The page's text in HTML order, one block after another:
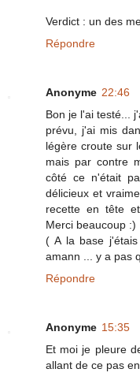
Verdict : un des
Répondre
Anonyme 22:46
Bon je l'ai testé...
prévu, j'ai mis
légère croute sur
mais par contre
côté ce n'était
délicieux et
recette en tête
Merci beaucoup :)
( A la base
amann ... y a pas
Répondre
Anonyme 15:35
Et moi je pleure
allant de ce pas